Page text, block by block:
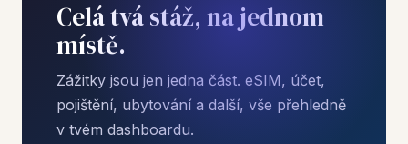
Celá tvá stáž, na jednom
místě.
Zážitky jsou jen jedna část. eSIM, účet,
pojištění, ubytování a další, vše přehledně
v tvém dashboardu.